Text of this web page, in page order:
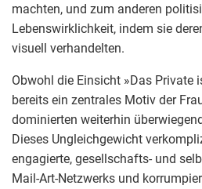
machten, und zum anderen
Lebenswirklichkeit, indem sie
visuell verhandelten.
Obwohl die Einsicht »Das Private
bereits ein zentrales Motiv der
dominierten weiterhin
Dieses Ungleichgewicht
engagierte, gesellschafts- und
Mail-Art-Netzwerks und